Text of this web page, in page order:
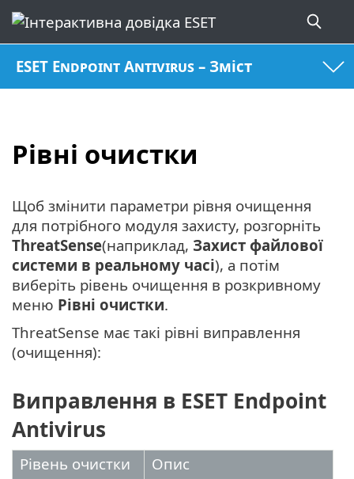
ESET Endpoint Antivirus – Зміст
Рівні очистки
Щоб змінити параметри рівня очищення
для потрібного модуля захисту, розгорніть
ThreatSense(наприклад, Захист файлової
системи в реальному часі), а потім
виберіть рівень очищення в розкривному
меню Рівні очистки.
ThreatSense має такі рівні виправлення
(очищення):
Виправлення в ESET Endpoint
Antivirus
Рівень очистки
Опис